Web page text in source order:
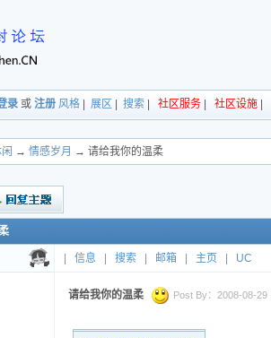
录 或 注册 风格 展区 搜索 社区服务 社区设施
→ 情感岁月 → 请给我你的温柔
信息 搜索 邮箱 主页 UC
请给我你的温柔 Post By：2008-08-29